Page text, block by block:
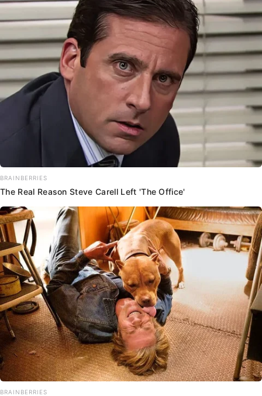
BRAINBERRIES
The Real Reason Steve Carell Left 'The Office'
BRAINBERRIES